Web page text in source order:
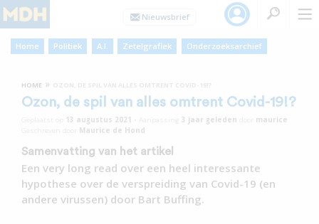
Home Politiek A.I. Zetelgrafiek Onderzoeksarchief
HOME »
Ozon, de spil van alles omtrent Covid-19!?
13 augustus 2021 3 jaar geleden
maurice
Maurice de Hond
Samenvatting van het artikel
Een very long read over een heel interessante
hypothese over de verspreiding van Covid-19 (en
andere virussen) door Bart Buffing.